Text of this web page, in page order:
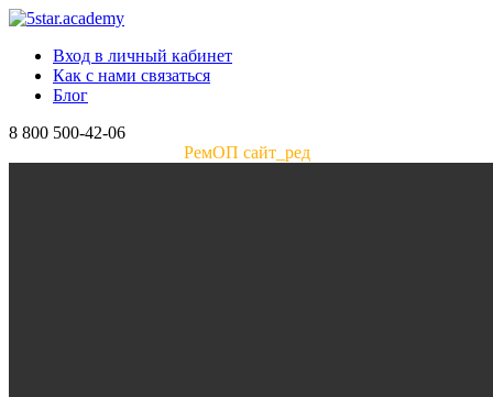
Вход в личный кабинет
Как с нами связаться
Блог
8 800 500-42-06
РемОП сайт_ред